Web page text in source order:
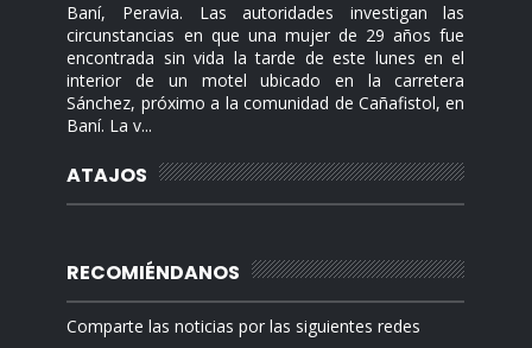
Baní, Peravia. Las autoridades investigan las
circunstancias en que una mujer de 29 años fue
encontrada sin vida la tarde de este lunes en el
interior de un motel ubicado en la carretera
Sánchez, próximo a la comunidad de Cañafistol, en
Baní. La v...
ATAJOS
RECOMIÉNDANOS
Comparte las noticias por las siguientes redes